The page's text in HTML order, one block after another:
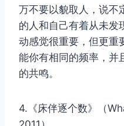
万不要以貌取人，说不
的人和自己有着从未发
动感觉很重要，但更重
能你有相同的频率，并
的共鸣。
4.《床伴逐个数》（